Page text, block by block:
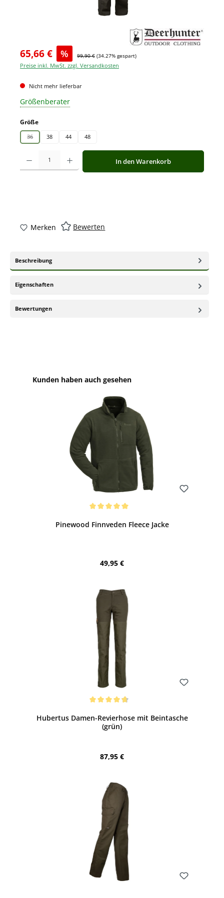
65,66 € % 99,90 € (34.27% gespart)
Preise inkl. MwSt. zzgl. Versandkosten
Nicht mehr lieferbar
Größenberater
Größeauswählen
36
(Diese Option ist zurzeit nicht verfügbar.)
38 44 48
Produkt Anzahl: Gib den gewünschten Wert ein oder benutze die
In den Warenkorb
Merken Bewerten
Beschreibung
Eigenschaften
Bewertungen
Produktgalerie überspringen
Kunden haben auch gesehen
Pinewood Finnveden Fleece Jacke
Regulärer Preis:
49,95 €
Hubertus Damen-Revierhose mit Beintasche
(grün)
Regulärer Preis:
87,95 €